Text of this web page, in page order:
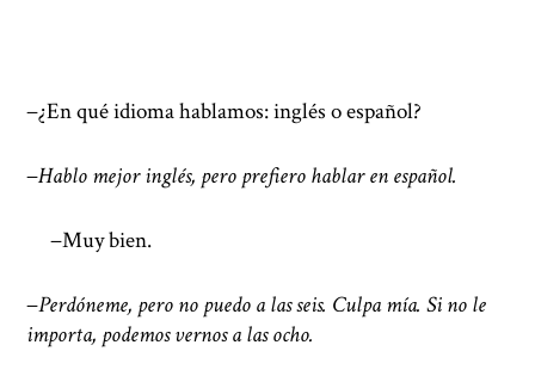
−¿En qué idioma hablamos: inglés o español?
−Hablo mejor inglés, pero prefiero hablar en español.
−Muy bien.
−Perdóneme, pero no puedo a las seis. Culpa mía. Si no le
importa, podemos vernos a las ocho.